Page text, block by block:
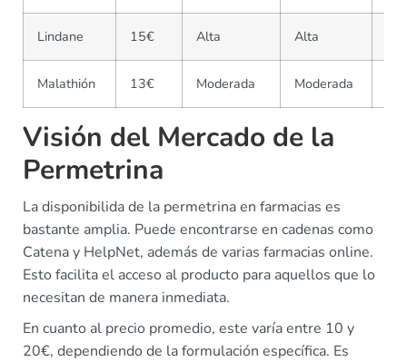
Lindane 15€ Alta Alta
Malathión 13€ Moderada Moderada
Visión del Mercado de la
Permetrina
La disponibilida de la permetrina en farmacias es
bastante amplia. Puede encontrarse en cadenas como
Catena y HelpNet, además de varias farmacias online.
Esto facilita el acceso al producto para aquellos que lo
necesitan de manera inmediata.
En cuanto al precio promedio, este varía entre 10 y
20€, dependiendo de la formulación específica. Es